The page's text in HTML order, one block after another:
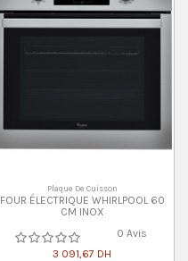
Plaque De Cuisson
FOUR ÉLECTRIQUE WHIRLPOOL 60
CM INOX
0 Avis
3 091,67 DH